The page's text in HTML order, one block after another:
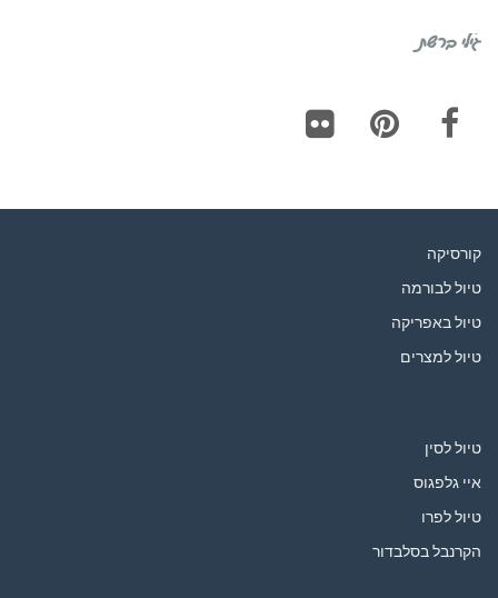
גילי ברשת
קורסיקה
טיול לבורמה
טיול באפריקה
טיול למצרים
טיול לסין
איי גלפגוס
טיול לפרו
הקרנבל בסלבדור